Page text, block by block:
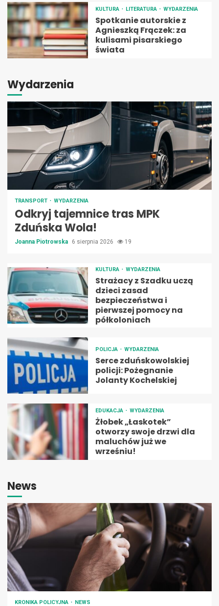
KULTURA LITERATURA WYDARZENIA
Spotkanie autorskie z
Agnieszką Frączek: za
kulisami pisarskiego
świata
Wydarzenia
TRANSPORT WYDARZENIA
Odkryj tajemnice tras MPK
Zduńska Wola!
Joanna Piotrowska 6 sierpnia 2026 19
KULTURA WYDARZENIA
Strażacy z Szadku uczą
dzieci zasad
bezpieczeństwa i
pierwszej pomocy na
półkoloniach
POLICJA WYDARZENIA
Serce zduńskowolskiej
policji: Pożegnanie
Jolanty Kochelskiej
EDUKACJA WYDARZENIA
Żłobek „Łaskotek”
otworzy swoje drzwi dla
maluchów już we
wrześniu!
News
KRONIKA POLICYJNA NEWS